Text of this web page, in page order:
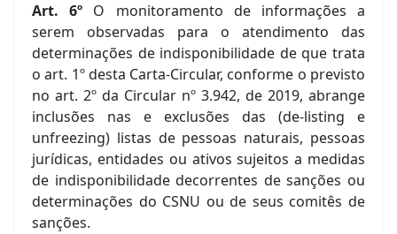
Art. 6º O monitoramento de informações a
serem observadas para o atendimento das
determinações de indisponibilidade de que trata
o art. 1º desta Carta-Circular, conforme o previsto
no art. 2º da Circular nº 3.942, de 2019, abrange
inclusões nas e exclusões das (de-listing e
unfreezing) listas de pessoas naturais, pessoas
jurídicas, entidades ou ativos sujeitos a medidas
de indisponibilidade decorrentes de sanções ou
determinações do CSNU ou de seus comitês de
sanções.